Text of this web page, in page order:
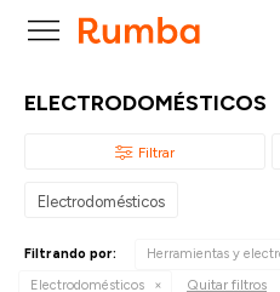

ELECTRODOMÉSTICOS
Electrodomésticos
Filtrando por:
Herramientas y
Electrodomésticos
Quitar filtros